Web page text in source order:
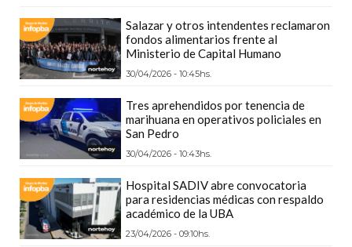
ONLINE
GRATIS
SUPLEMENTOS
DEPORTIVOS
EN
PERGAMINO:
DÓNDE
COMPRAR
PROTEÍNA,
CREATINA
Y
Salazar y otros intendentes reclamaron
fondos alimentarios frente al
Ministerio de Capital Humano
30/04/2026 - 10:45hs.
Tres aprehendidos por tenencia de
marihuana en operativos policiales en
San Pedro
30/04/2026 - 10:43hs.
Hospital SADIV abre convocatoria
para residencias médicas con respaldo
académico de la UBA
23/04/2026 - 09:10hs.